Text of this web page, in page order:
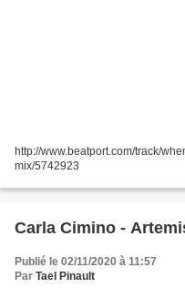
http://www.beatport.com/track/
mix/5742923
Carla Cimino -
Publié le 02/11/2020 à 11:57
Par Tael Pinault